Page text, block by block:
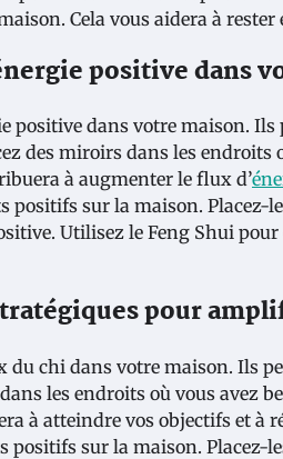
Cela vous aidera à
positive dans
positive dans votre maison.
des miroirs dans les endroits
à augmenter le flux d’
sur la maison. Placez-
Utilisez le Feng Shui
pour
chi dans votre maison. Ils
les endroits où vous avez
à atteindre vos objectifs et à
sur la maison. Placez-